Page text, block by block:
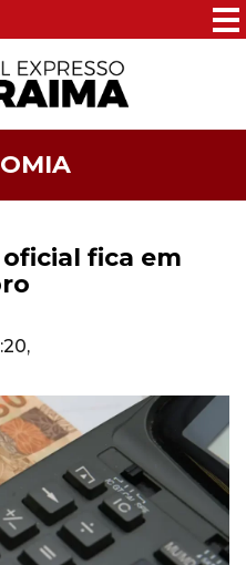
fica em
,